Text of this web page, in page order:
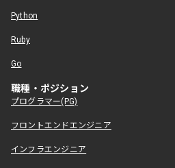
Python
Ruby
Go
職種・ポジション
プログラマー(PG)
フロントエンドエンジニア
インフラエンジニア